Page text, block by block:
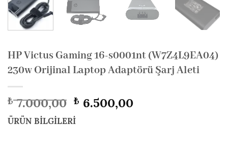
HP Victus Gaming 16-s0001nt (W7Z4L9EA04)
230w Orijinal Laptop Adaptörü Şarj Aleti
₺7.000,00 Orijinal
fiyat:
₺ 7.000,00.
₺6.500,00Şuandaki
ÜRÜN BİLGİLERİ